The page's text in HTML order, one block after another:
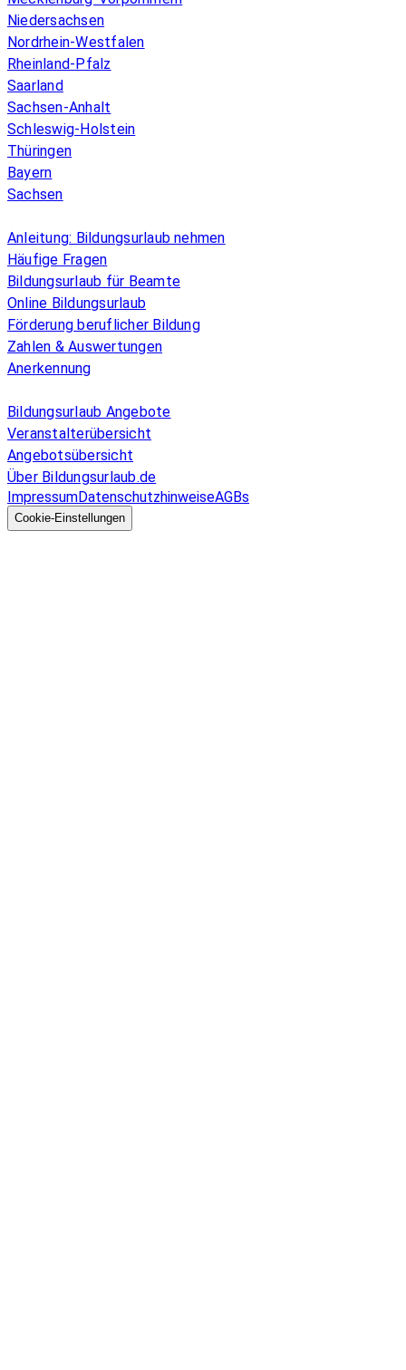
Niedersachsen
Nordrhein-Westfalen
Rheinland-Pfalz
Saarland
Sachsen-Anhalt
Schleswig-Holstein
Thüringen
Bayern
Sachsen
Anleitung: Bildungsurlaub nehmen
Häufige Fragen
Bildungsurlaub für Beamte
Online Bildungsurlaub
Förderung beruflicher Bildung
Zahlen & Auswertungen
Anerkennung
Bildungsurlaub Angebote
Veranstalterübersicht
Angebotsübersicht
Über Bildungsurlaub.de
ImpressumDatenschutzhinweiseAGBs
Cookie-Einstellungen